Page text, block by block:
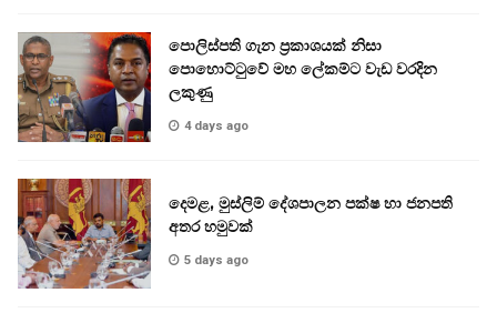
පොලිස්පති ගැන ප්‍රකාශයක් නිසා
පොහොට්ටුවේ මහ ලේකම්ට වැඩ වරදින
ලකුණු
4 days ago
දෙමළ, මුස්ලිම් දේශපාලන පක්ෂ හා ජනපති
අතර හමුවක්
5 days ago